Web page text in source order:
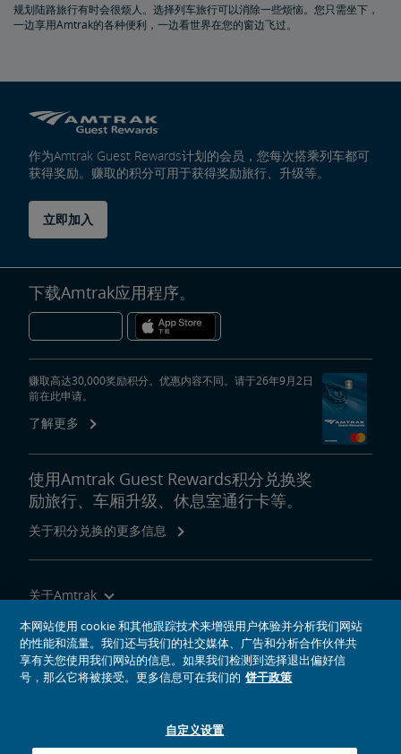
规划陆路旅行有时会很烦人。选择列车旅行可以消除一些烦恼。您只需坐下，
一边享用Amtrak的各种便利，一边看世界在您的窗边飞过。
作为Amtrak Guest Rewards计划的会员，您每次搭乘列车都可
获得奖励。赚取的积分可用于获得奖励旅行、升级等。
立即加入
下载Amtrak应用程序。
赚取高达30,000奖励积分。优惠内容不同。请于26年9月2日
前在此申请。
了解更多
使用Amtrak Guest Rewards积分兑换奖
励旅行、车厢升级、休息室通行卡等。
关于积分兑换的更多信息
关于Amtrak
乘坐Amtrak列车旅行
网站工具
Amtrak的Facebook主页将在新窗口中打开
Amtrak的Twitter主页将在新窗口中打开
Amtrak的Instagram主页将在新窗口中打开
Amtrak的Linkedin主页将在新窗口中打开
Amtrak的YouTube主页将在新窗口中打开
Pinterest将在新窗口中打开
本网站使用 cookie 和其他跟踪技术来增强用户体验并分析我们网站
的性能和流量。我们还与我们的社交媒体、广告和分析合作伙伴共
享有关您使用我们网站的信息。如果我们检测到选择退出偏好信
号，那么它将被接受。更多信息可在我们的 饼干政策
自定义设置